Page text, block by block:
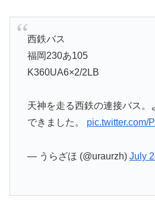
西鉄バス
福岡230あ105
K360UA6×2/2LB
天神を走る西鉄の連接バス。
できました。 pic.twitter.com/
— うらざほ (@uraurzh) July